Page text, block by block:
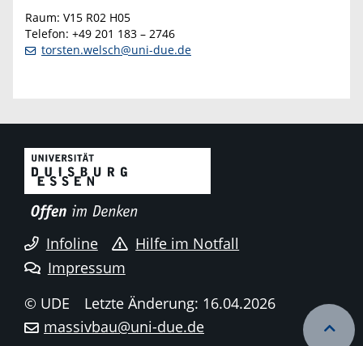
Raum: V15 R02 H05
Telefon: +49 201 183 – 2746
torsten.welsch@uni-due.de
Infoline
Hilfe im Notfall
Impressum
© UDE
Letzte Änderung: 16.04.2026
massivbau@uni-due.de